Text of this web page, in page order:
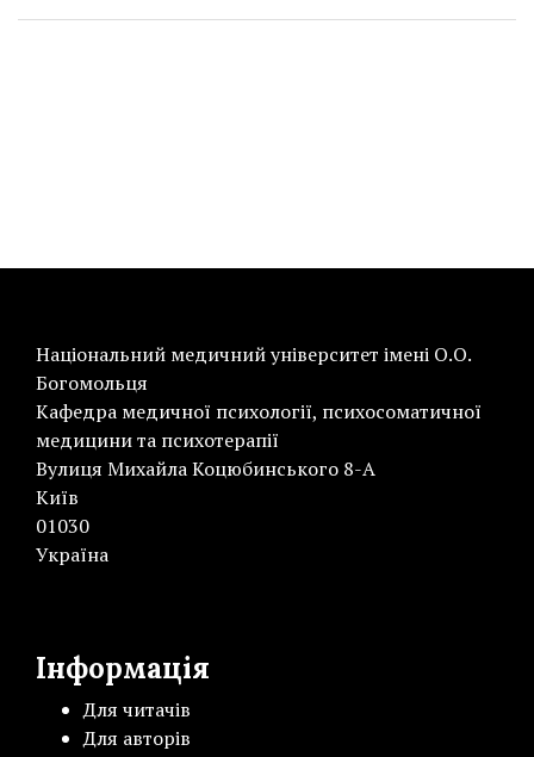
Національний медичний університет імені О.О.
Богомольця
Кафедра медичної психології, психосоматичної
медицини та психотерапії
Вулиця Михайла Коцюбинського 8-А
Київ
01030
Україна
Інформація
Для читачів
Для авторів